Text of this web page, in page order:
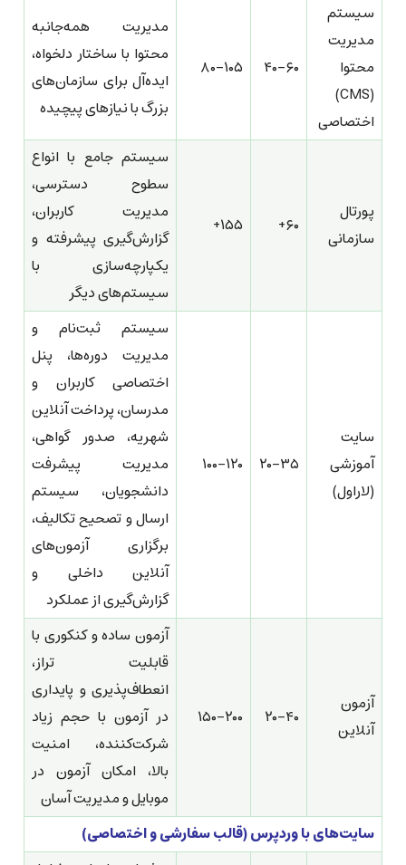
سیستم
مدیریت
محتوا
(CMS)
اختصاصی
۴۰-۶۰ ۸۰-۱۰۵
مدیریت همه‌جانبه
محتوا با ساختار دلخواه،
ایده‌آل برای سازمان‌های
بزرگ با نیازهای پیچیده
پورتال
سازمانی
۶۰+ ۱۵۵+
سیستم جامع با انواع
سطوح دسترسی،
مدیریت کاربران،
گزارش‌گیری پیشرفته و
یکپارچه‌سازی با
سیستم‌های دیگر
سایت
آموزشی
(لاراول)
۲۰-۳۵ ۱۰۰-۱۲۰
سیستم ثبت‌نام و
مدیریت دوره‌ها، پنل
اختصاصی کاربران و
مدرسان، پرداخت آنلاین
شهریه، صدور گواهی،
مدیریت پیشرفت
دانشجویان، سیستم
ارسال و تصحیح تکالیف،
برگزاری آزمون‌های
آنلاین داخلی و
گزارش‌گیری از عملکرد
آزمون
آنلاین
۲۰-۴۰ ۱۵۰-۲۰۰
آزمون ساده و کنکوری با
قابلیت تراز،
انعطاف‌پذیری و پایداری
در آزمون با حجم زیاد
شرکت‌کننده، امنیت
بالا، امکان آزمون در
موبایل و مدیریت آسان
سایت‌های با وردپرس (قالب سفارشی و اختصاصی)